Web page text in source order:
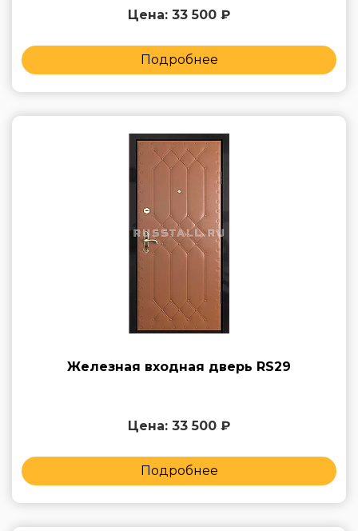
Цена: 33 500 ₽
Подробнее
Железная входная дверь RS29
Цена: 33 500 ₽
Подробнее